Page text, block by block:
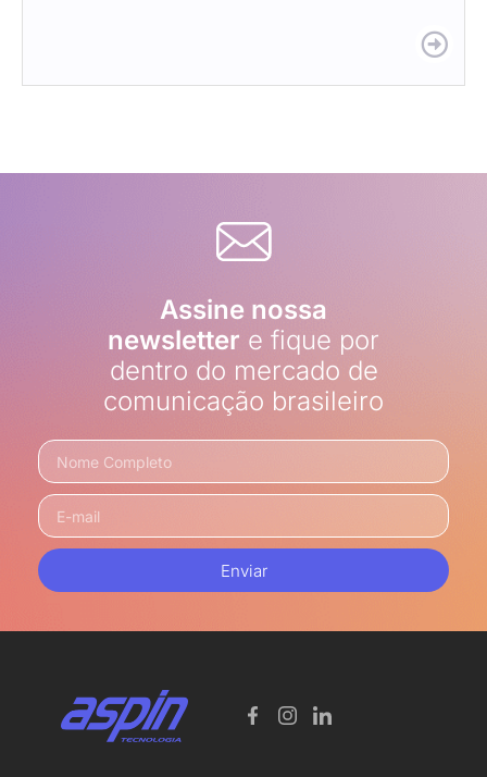
Assine nossa
newsletter e fique por
dentro do mercado de
comunicação brasileiro
Enviar